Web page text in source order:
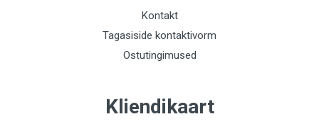
Kontakt
Tagasiside kontaktivorm
Ostutingimused
Kliendikaart